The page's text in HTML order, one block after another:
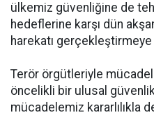
ülkemiz güvenliğine de
hedeflerine karşı dün
harekatı gerçekleştirmeye
Terör örgütleriyle
öncelikli bir ulusal
mücadelemiz kararlılıkla